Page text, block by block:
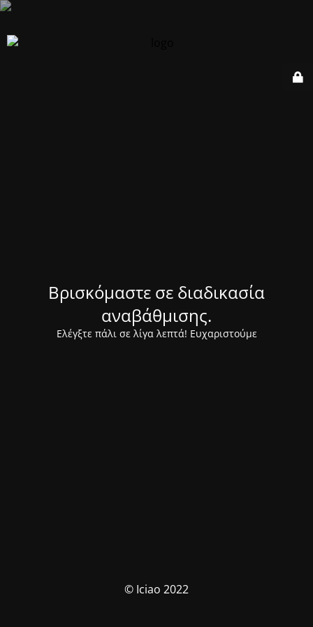
Βρισκόμαστε σε διαδικασία
αναβάθμισης.
Ελέγξτε πάλι σε λίγα λεπτά! Ευχαριστούμε
© Iciao 2022